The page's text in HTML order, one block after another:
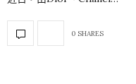
0 SHARES